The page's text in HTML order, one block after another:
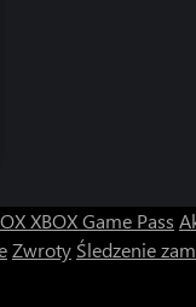
XBOX Game Pass
Zwroty Śledzenie